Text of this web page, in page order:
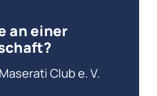
an einer
Club e. V.